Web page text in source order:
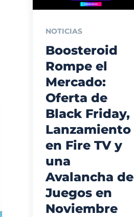
NOTICIAS
Boosteroid
Rompe el
Mercado:
Oferta de
Black Friday,
Lanzamiento
en Fire TV y
una
Avalancha de
Juegos en
Noviembre